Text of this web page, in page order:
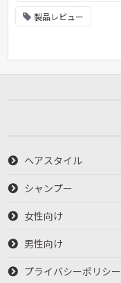
製品レビュー
ヘアスタイル
シャンプー
女性向け
男性向け
プライバシーポリシー